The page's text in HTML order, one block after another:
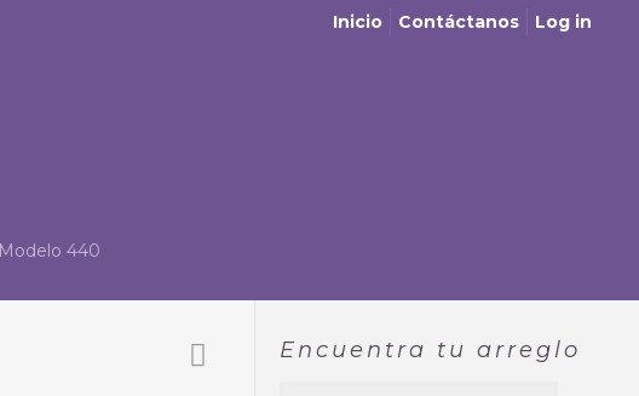
Inicio Contáctanos Log in
440
Encuentra tu arreglo